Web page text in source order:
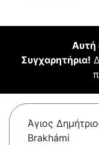
Αυτή
Συγχαρητήρια!
Άγιος
Brakhámi